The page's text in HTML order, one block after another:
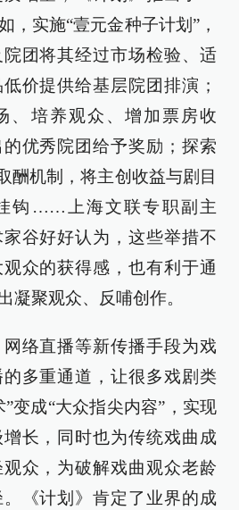
，实施“壹元金种子计划”，
团将其经过市场检验、适
价提供给基层院团排演；
、培养观众、增加票房收
优秀院团给予奖励；探索
酬机制，将主创收益与剧目
钩……上海文联专职副主
谷好好认为，这些举措不
众的获得感，也有利于通
凝聚观众、反哺创作。
络直播等新传播手段为戏
多重通道，让很多戏剧类
变成“大众指尖内容”，实现
长，同时也为传统戏曲成
众，为破解戏曲观众老龄
《计划》肯定了业界的成